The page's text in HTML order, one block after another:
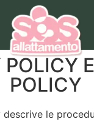
POLICY
POLICY
le